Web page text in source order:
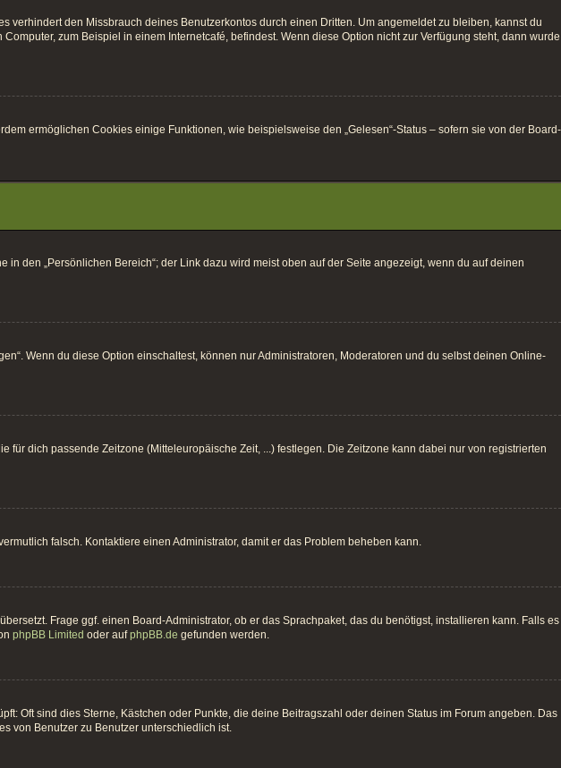
verhindert den Missbrauch deines Benutzerkontos durch einen Dritten. Um angemeldet zu bleiben, kannst du
zum Beispiel in einem Internetcafé, befindest. Wenn diese Option nicht zur Verfügung steht, dann wurde
ermöglichen Cookies einige Funktionen, wie beispielsweise den „Gelesen“-Status – sofern sie von der Board-
den „Persönlichen Bereich“; der Link dazu wird meist oben auf der Seite angezeigt, wenn du auf deinen
Wenn du diese Option einschaltest, können nur Administratoren, Moderatoren und du selbst deinen Online-
dich passende Zeitzone (Mitteleuropäische Zeit, ...) festlegen. Die Zeitzone kann dabei nur von registrierten
falsch. Kontaktiere einen Administrator, damit er das Problem beheben kann.
Frage ggf. einen Board-Administrator, ob er das Sprachpaket, das du benötigst, installieren kann. Falls es
phpBB Limited oder aufphpBB.de gefunden werden.
Oft sind dies Sterne, Kästchen oder Punkte, die deine Beitragszahl oder deinen Status im Forum angeben. Das
von Benutzer zu Benutzer unterschiedlich ist.